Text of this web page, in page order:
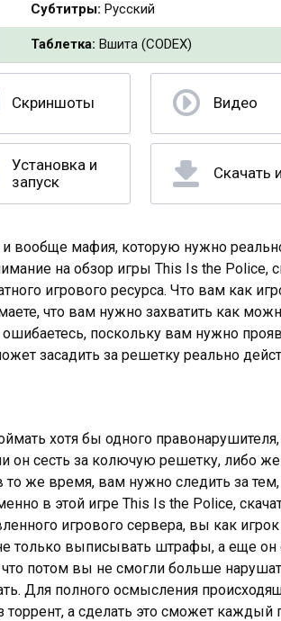
Субтитры: Русский
Таблетка: Вшита (CODEX)
Скриншоты Видео
Установка и
запуск
Скачать
вообще мафия, которую нужно
на обзор игры This Is the Police,
игрового ресурса. Что вам как
что вам нужно захватить как
поскольку вам нужно
засадить за решетку реально
хотя бы одного
он сесть за колючую решетку, либо
же время, вам нужно следить за
в этой игре This Is the Police,
игрового сервера, вы как
только выписывать штрафы, а еще он
потом вы не смогли больше
Для полного осмысления
торрент, а сделать это сможет каждый